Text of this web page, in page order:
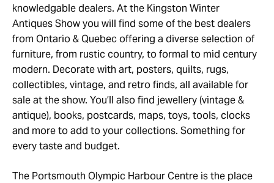
knowledgable dealers. At the Kingston Winter
Antiques Show you will find some of the best dealers
from Ontario & Quebec offering a diverse selection of
furniture, from rustic country, to formal to mid century
modern. Decorate with art, posters, quilts, rugs,
collectibles, vintage, and retro finds, all available for
sale at the show. You’ll also find jewellery (vintage &
antique), books, postcards, maps, toys, tools, clocks
and more to add to your collections. Something for
every taste and budget.
The Portsmouth Olympic Harbour Centre is the place